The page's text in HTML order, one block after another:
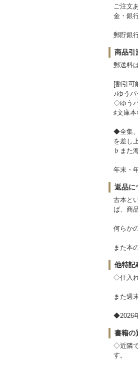
ご注文
金・銀
郵貯銀
商品引
郵送料
[割引可
♪ゆう
◇ゆう
♯文庫本
◆全集
を差し
♭また
年末・
返品に
古本と
ば、商
何らか
また本
他特記
◇仕入
また週
◆2026
書籍の
◇近隣
す。